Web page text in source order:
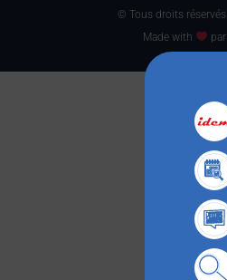
© Tous droits
Made with